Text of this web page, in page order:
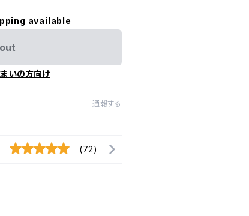
available
いの方向け
通報する
(72)